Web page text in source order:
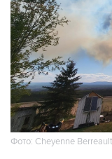
Фото: Cheyenne